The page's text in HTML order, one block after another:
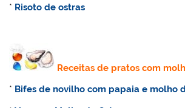
* Risoto de ostras
Receitas de pratos com
* Bifes de novilho com papaia e molho